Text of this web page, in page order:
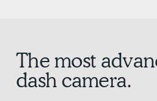
The most
dash camera.